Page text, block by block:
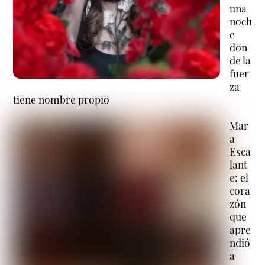
una
noch
e
don
de la
fuer
za
tiene nombre propio
Mar
a
Esca
lant
e: el
cora
zón
que
apre
ndió
a